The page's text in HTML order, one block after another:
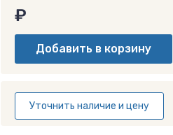
₽
Уточнить наличие и цену